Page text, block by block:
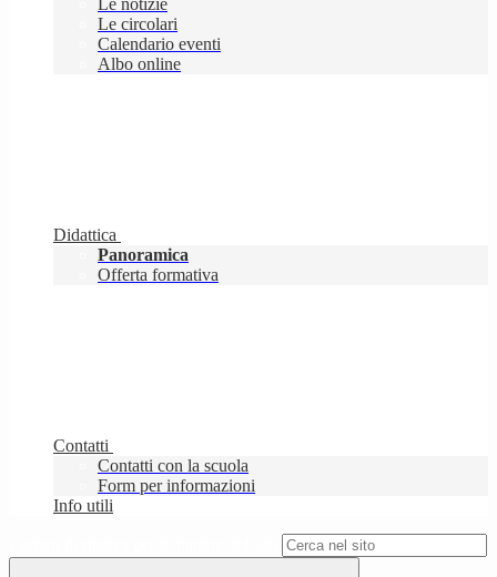
Le notizie
Le circolari
Calendario eventi
Albo online
Didattica
Panoramica
Offerta formativa
Contatti
Contatti con la scuola
Form per informazioni
Info utili